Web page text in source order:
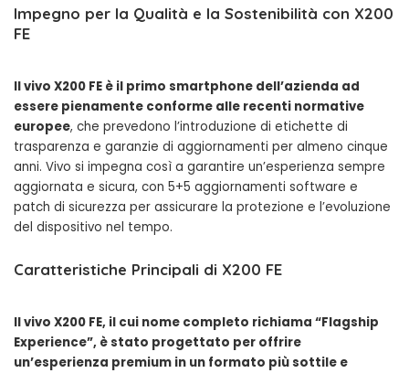
Impegno per la Qualità e la Sostenibilità con X200
FE
Il vivo X200 FE è il primo smartphone dell’azienda ad
essere pienamente conforme alle recenti normative
europee, che prevedono l’introduzione di etichette di
trasparenza e garanzie di aggiornamenti per almeno cinque
anni. Vivo si impegna così a garantire un’esperienza sempre
aggiornata e sicura, con 5+5 aggiornamenti software e
patch di sicurezza per assicurare la protezione e l’evoluzione
del dispositivo nel tempo.
Caratteristiche Principali di X200 FE
Il vivo X200 FE, il cui nome completo richiama “Flagship
Experience”, è stato progettato per offrire
un’esperienza premium in un formato più sottile e